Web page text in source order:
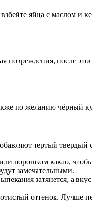
яйца с маслом и
после
по желанию чёрный
тертый твердый
порошком какао,
замечательными.
затянется, а
оттенок. Лучше